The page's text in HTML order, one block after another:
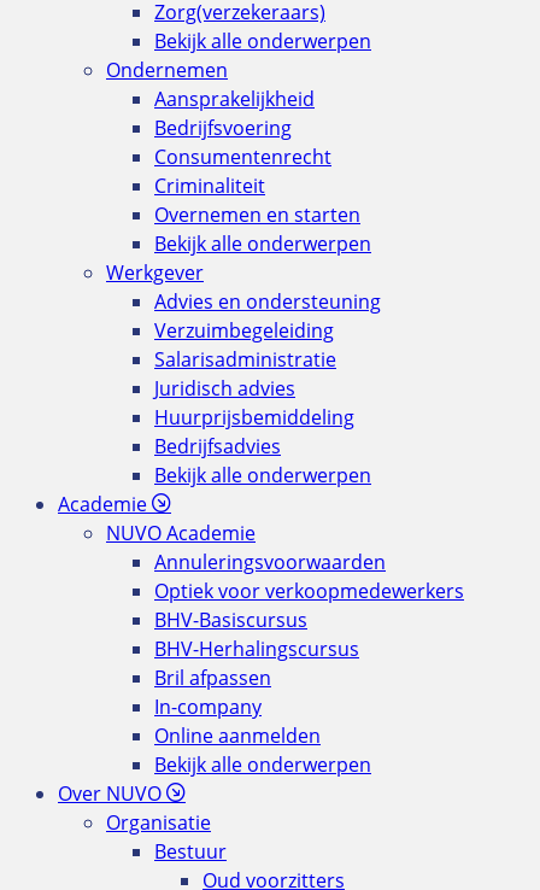
Zorg(verzekeraars)
Bekijk alle onderwerpen
Ondernemen
Aansprakelijkheid
Bedrijfsvoering
Consumentenrecht
Criminaliteit
Overnemen en starten
Bekijk alle onderwerpen
Werkgever
Advies en ondersteuning
Verzuimbegeleiding
Salarisadministratie
Juridisch advies
Huurprijsbemiddeling
Bedrijfsadvies
Bekijk alle onderwerpen
Academie
NUVO Academie
Annuleringsvoorwaarden
Optiek voor verkoopmedewerkers
BHV-Basiscursus
BHV-Herhalingscursus
Bril afpassen
In-company
Online aanmelden
Bekijk alle onderwerpen
Over NUVO
Organisatie
Bestuur
Oud voorzitters